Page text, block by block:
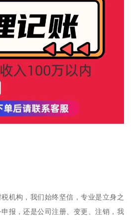
机构，我们始终坚信，专业是立身之
报，还是公司注册、变更、注销，我